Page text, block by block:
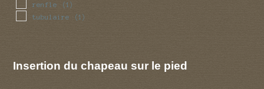
renfle (1)
tubulaire (1)
Insertion du chapeau sur le pied